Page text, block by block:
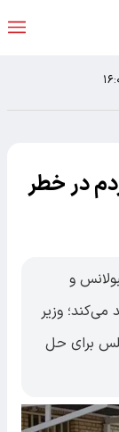
در خطر
آمبولانس و
وزیر
برای حل